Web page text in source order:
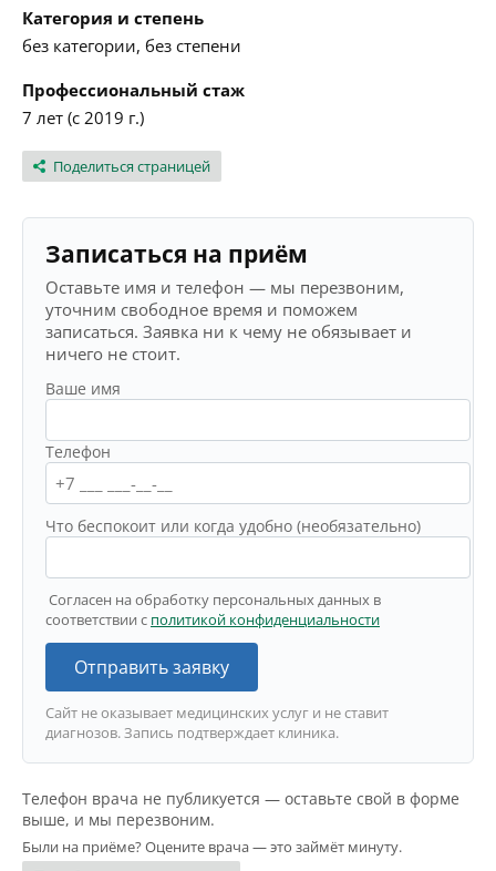
Категория и степень
без категории, без степени
Профессиональный стаж
7 лет (с 2019 г.)
Поделиться страницей
Записаться на приём
Оставьте имя и телефон — мы перезвоним,
уточним свободное время и поможем
записаться. Заявка ни к чему не обязывает и
ничего не стоит.
Ваше имя
Телефон
Что беспокоит или когда удобно (необязательно)
Согласен на обработку персональных данных в
соответствии с политикой конфиденциальности
Отправить заявку
Сайт не оказывает медицинских услуг и не ставит
диагнозов. Запись подтверждает клиника.
Телефон врача не публикуется — оставьте свой в форме
выше, и мы перезвоним.
Были на приёме? Оцените врача — это займёт минуту.